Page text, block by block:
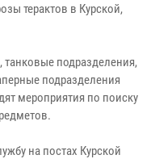
терактов в Курской,
танковые подразделения,
подразделения
мероприятия по поиску
на постах Курской